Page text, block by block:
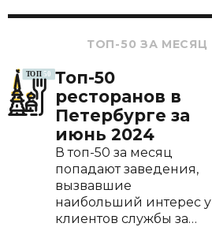
ТОП-50 ЗА МЕСЯЦ
Топ-50
ресторанов в
Петербурге за
июнь 2024
В топ-50 за месяц
попадают заведения,
вызвавшие
наибольший интерес у
клиентов службы за